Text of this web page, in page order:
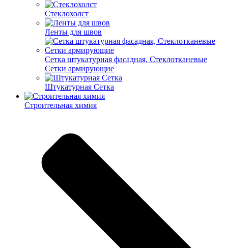
Cтеклохолст
Ленты для швов
Сетка штукатурная фасадная, Стеклотканевые
Сетки армирующие
Штукатурная Сетка
Строительная химия